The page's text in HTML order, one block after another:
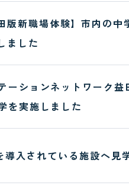
版新職場体験】市内の中
ました
ーションネットワーク
を実施しました
入されている施設へ見